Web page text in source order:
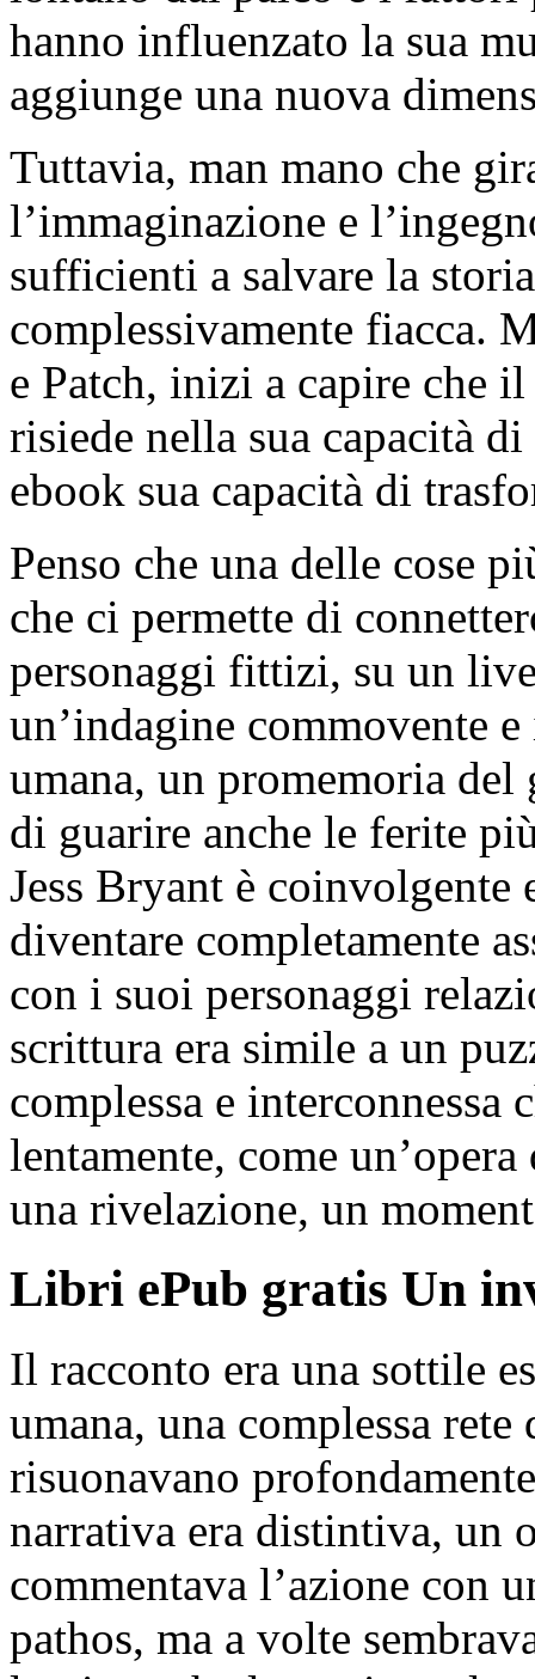
hanno influenzato la sua
aggiunge una nuova
Tuttavia, man mano che
l’immaginazione e
sufficienti a salvare la
complessivamente fiacca.
e Patch, inizi a capire che
risiede nella sua capacità
ebook sua capacità di
Penso che una delle cose
che ci permette di
personaggi fittizi, su un
un’indagine commovente
umana, un promemoria del
di guarire anche le ferite
Jess Bryant è
diventare completamente
con i suoi personaggi
scrittura era simile a un
complessa e
lentamente, come
una rivelazione, un
Libri ePub gratis Un
Il racconto era una sottile
umana, una complessa
risuonavano
narrativa era distintiva, un
commentava l’azione con
pathos, ma a volte